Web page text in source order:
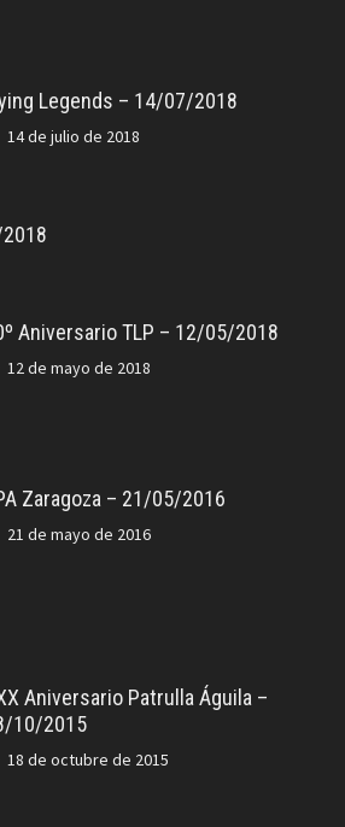
Legends – 14/07/2018
14 de julio de 2018
Aniversario TLP – 12/05/2018
12 de mayo de 2018
Zaragoza – 21/05/2016
21 de mayo de 2016
Aniversario Patrulla Águila –
10/2015
18 de octubre de 2015